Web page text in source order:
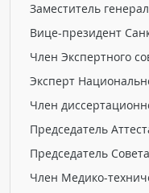
Презентации
Публикации
Видео
Журнал
Заместитель
Вице-президент
Член Экспертного
Эксперт
Член
Председатель
Председатель
Член Медико-